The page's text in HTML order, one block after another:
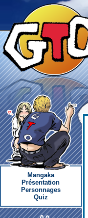
Mangaka
Présentation
Personnages
Quiz